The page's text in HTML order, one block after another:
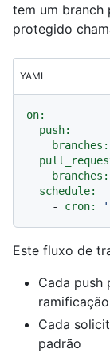
tem um branch
protegido
YAML
on:
push:
branches:
branches:
schedule:
-
cron:
Este fluxo de
Cada push
Cada
padrão